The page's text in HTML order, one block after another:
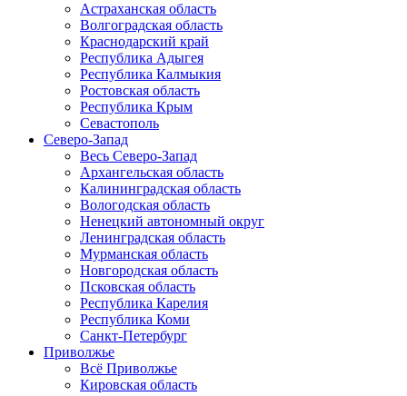
Астраханская область
Волгоградская область
Краснодарский край
Республика Адыгея
Республика Калмыкия
Ростовская область
Республика Крым
Севастополь
Северо-Запад
Весь Северо-Запад
Архангельская область
Калининградская область
Вологодская область
Ненецкий автономный округ
Ленинградская область
Мурманская область
Новгородская область
Псковская область
Республика Карелия
Республика Коми
Санкт-Петербург
Приволжье
Всё Приволжье
Кировская область